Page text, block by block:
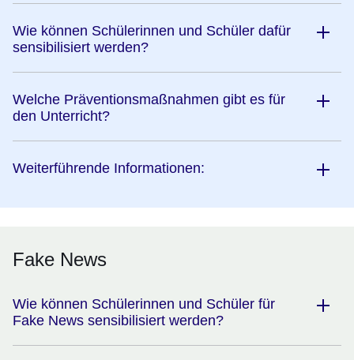
Wie können Schülerinnen und Schüler dafür
sensibilisiert werden?
Welche Präventionsmaßnahmen gibt es für
den Unterricht?
Weiterführende Informationen:
Fake News
Wie können Schülerinnen und Schüler für
Fake News sensibilisiert werden?